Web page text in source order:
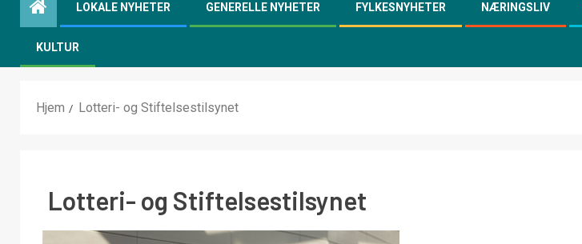
LOKALE NYHETER GENERELLE NYHETER FYLKESNYHETER NÆRINGSLIV
KULTUR
Hjem Lotteri- og Stiftelsestilsynet
Lotteri- og Stiftelsestilsynet